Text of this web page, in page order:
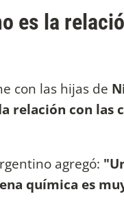
es la
con las hijas de
relación con las
agregó:
química es